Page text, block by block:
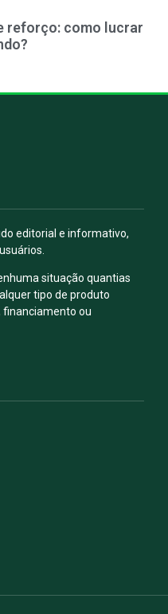
reforço: como lucrar
editorial e informativo,
situação quantias
tipo de produto
financiamento ou